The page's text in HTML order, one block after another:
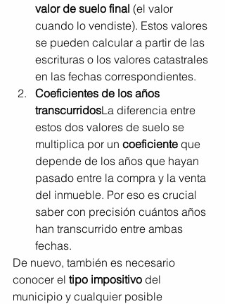
valor de suelo final (el valor
cuando lo vendiste). Estos valores
se pueden calcular a partir de las
escrituras o los valores catastrales
en las fechas correspondientes.
Coeficientes de los años
transcurridosLa diferencia entre
estos dos valores de suelo se
multiplica por un coeficiente que
depende de los años que hayan
pasado entre la compra y la venta
del inmueble. Por eso es crucial
saber con precisión cuántos años
han transcurrido entre ambas
fechas.
De nuevo, también es necesario
conocer el tipo impositivo del
municipio y cualquier posible